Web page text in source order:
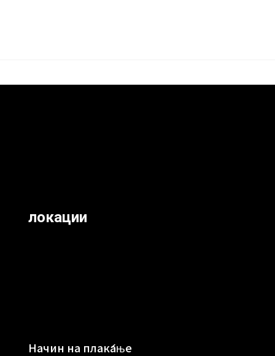
локации
Начин на плаќање